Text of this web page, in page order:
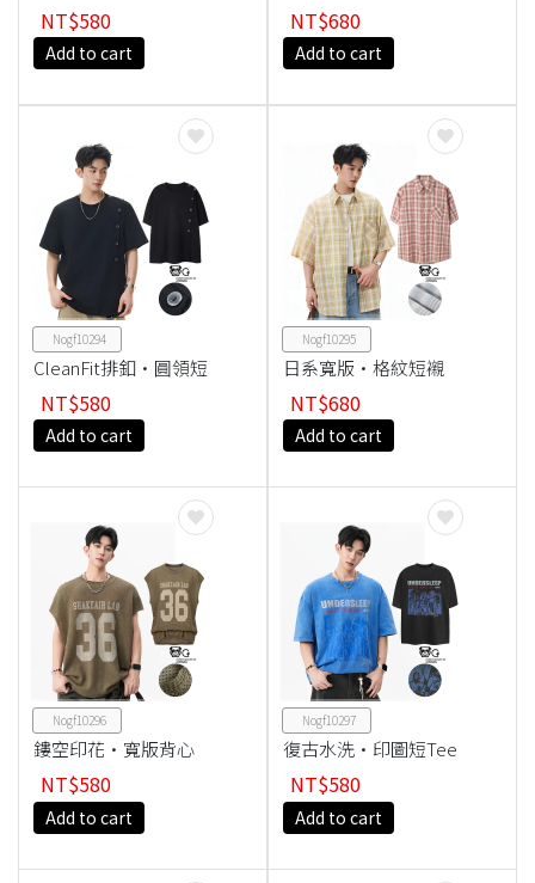
NT$580
Add to cart
NT$680
Add to cart
Nogf10294
CleanFit排釦·圓領短
NT$580
Add to cart
Nogf10295
日系寬版·格紋短襯
NT$680
Add to cart
Nogf10296
鏤空印花·寬版背心
NT$580
Add to cart
Nogf10297
復古水洗·印圖短Tee
NT$580
Add to cart